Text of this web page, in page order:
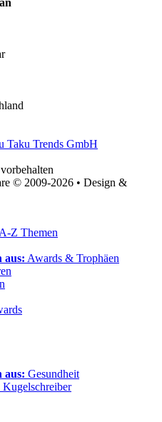
© 2009-2026 • Design &
A-Z Themen
aus: Awards & Trophäen
aus: Gesundheit